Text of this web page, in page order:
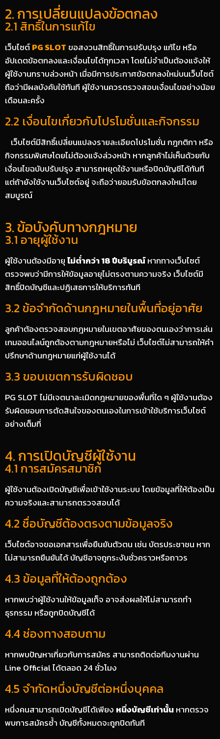
2. การเปลี่ยนแปลงข้อตกลง
2.1 สิทธิ์ในการแก้ไข
เว็บไซต์PG SLOTขอสงวนสิทธิ์ในการปรับปรุง แก้ไข หรือ
อัปเดตข้อตกลงและเงื่อนไขได้ทุกเวลา โดยไม่จำเป็นต้องแจ้งให้
ผู้ใช้งานทราบล่วงหน้า เมื่อมีการประกาศข้อตกลงใหม่บนเว็บไซต์
ถือว่ามีผลบังคับใช้ทันที ผู้ใช้งานควรตรวจสอบเงื่อนไขอย่างน้อย
เดือนละครั้ง
2.2 เงื่อนไขเกี่ยวกับโปรโมชั่นและกิจกรรม
เว็บไซต์มีสิทธิ์เปลี่ยนแปลงรายละเอียดโปรโมชั่น กฎกติกา หรือ
กิจกรรมพิเศษโดยไม่ต้องแจ้งล่วงหน้า หากลูกค้าไม่เห็นด้วยกับ
เงื่อนไขฉบับปรับปรุง สามารถหยุดใช้งานหรือปิดบัญชีได้ทันที
แต่ถ้ายังใช้งานเว็บไซต์อยู่ จะถือว่ายอมรับข้อตกลงใหม่โดย
สมบูรณ์
3. ข้อบังคับทางกฎหมาย
3.1 อายุผู้ใช้งาน
ผู้ใช้งานต้องมีอายุไม่ต่ำกว่า 18 ปีบริบูรณ์หากทางเว็บไซต์
ตรวจพบว่ามีการให้ข้อมูลอายุไม่ตรงตามความจริง เว็บไซต์มี
สิทธิ์ปิดบัญชีและปฏิเสธการให้บริการทันที
3.2 ข้อจำกัดด้านกฎหมายในพื้นที่อยู่อาศัย
ลูกค้าต้องตรวจสอบกฎหมายในเขตอาศัยของตนเองว่าการเล่น
เกมออนไลน์ถูกต้องตามกฎหมายหรือไม่ เว็บไซต์ไม่สามารถให้คำ
ปรึกษาด้านกฎหมายแก่ผู้ใช้งานได้
3.3 ขอบเขตการรับผิดชอบ
PG SLOT ไม่มีเจตนาละเมิดกฎหมายของพื้นที่ใด ๆ ผู้ใช้งานต้อง
รับผิดชอบการตัดสินใจของตนเองในการเข้าใช้บริการเว็บไซต์
อย่างเต็มที่
4. การเปิดบัญชีผู้ใช้งาน
4.1 การสมัครสมาชิก
ผู้ใช้งานต้องเปิดบัญชีเพื่อเข้าใช้งานระบบ โดยข้อมูลที่ให้ต้องเป็น
ความจริงและสามารถตรวจสอบได้
4.2 ชื่อบัญชีต้องตรงตามข้อมูลจริง
เว็บไซต์อาจขอเอกสารเพื่อยืนยันตัวตน เช่น บัตรประชาชน หาก
ไม่สามารถยืนยันได้ บัญชีอาจถูกระงับชั่วคราวหรือถาวร
4.3 ข้อมูลที่ให้ต้องถูกต้อง
หากพบว่าผู้ใช้งานให้ข้อมูลเท็จ อาจส่งผลให้ไม่สามารถทำ
ธุรกรรม หรือถูกปิดบัญชีได้
4.4 ช่องทางสอบถาม
หากพบปัญหาเกี่ยวกับการสมัคร สามารถติดต่อทีมงานผ่าน
Line Official ได้ตลอด 24 ชั่วโมง
4.5 จำกัดหนึ่งบัญชีต่อหนึ่งบุคคล
หนึ่งคนสามารถเปิดบัญชีได้เพียง หนึ่งบัญชีเท่านั้นหากตรวจ
พบการสมัครซ้ำ บัญชีทั้งหมดจะถูกปิดทันที